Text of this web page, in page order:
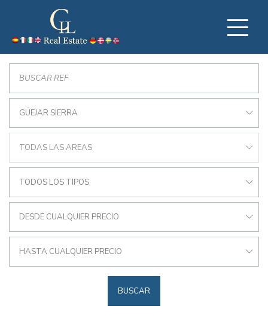
GÜEJAR SIERRA
TODAS LAS AREAS
TODOS LOS TIPOS
DESDE CUALQUIER PRECIO
HASTA CUALQUIER PRECIO
BUSCAR